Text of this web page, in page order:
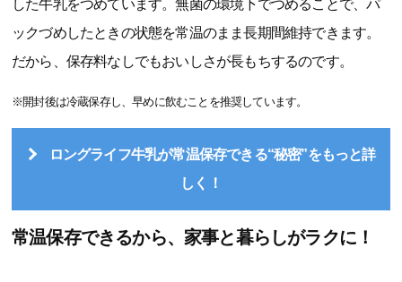
した牛乳をつめています。無菌の環境下でつめることで、パ
ックづめしたときの状態を常温のまま長期間維持できます。
だから、保存料なしでもおいしさが長もちするのです。
※開封後は冷蔵保存し、早めに飲むことを推奨しています。
ロングライフ牛乳が常温保存できる“秘密”をもっと詳
しく！
常温保存できるから、家事と暮らしがラクに！